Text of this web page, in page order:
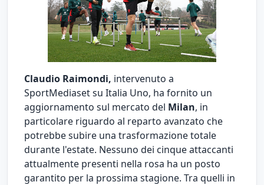
Claudio Raimondi, intervenuto a
SportMediaset su Italia Uno, ha fornito un
aggiornamento sul mercato del Milan, in
particolare riguardo al reparto avanzato che
potrebbe subire una trasformazione totale
durante l'estate. Nessuno dei cinque attaccanti
attualmente presenti nella rosa ha un posto
garantito per la prossima stagione. Tra quelli in